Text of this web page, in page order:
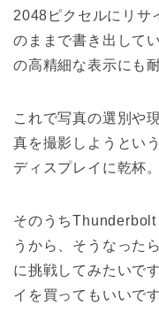
2048ピクセルにリサ
のままで書き出して
の高精細な表示にも
これで写真の選別や
真を撮影しようとい
ディスプレイに乾杯。
そのうち
うから、そうなった
に挑戦してみたいで
イを買ってもいいで